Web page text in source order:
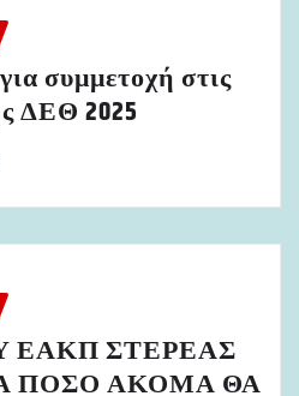
συμμετοχή στις
ΔΕΘ 2025
ΕΑΚΠ ΣΤΕΡΕΑΣ
ΠΟΣΟ ΑΚΟΜΑ ΘΑ